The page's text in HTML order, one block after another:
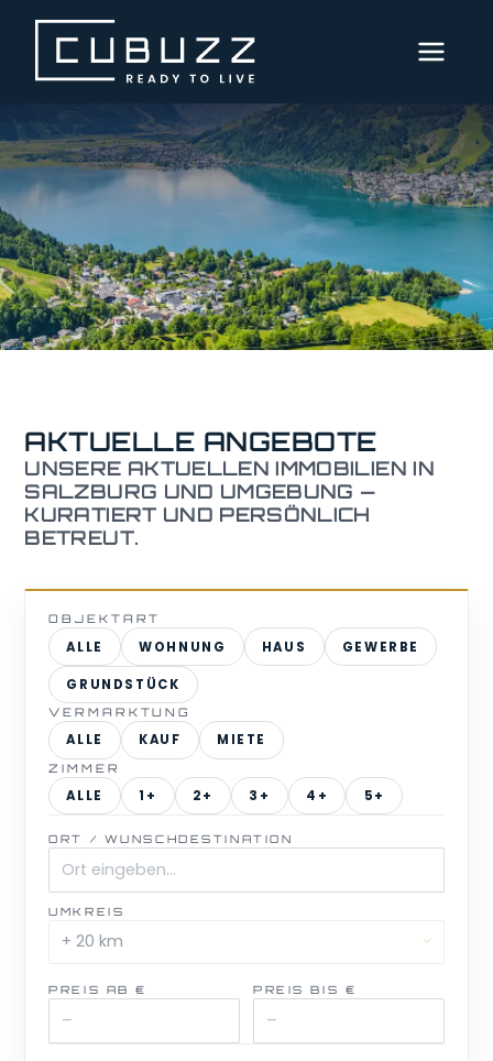
MENÜ
AKTUELLE
IMMOBILIEN
DIENSTLEISTUNGEN
ÜBER
UNS
IMPRESSUM
DATENSCHUTZ
AKTUELLE ANGEBOTE
UNSERE AKTUELLEN IMMOBILIEN IN
SALZBURG UND UMGEBUNG —
KURATIERT UND PERSÖNLICH
BETREUT.
OBJEKTART
ALLE WOHNUNG HAUS GEWERBE
GRUNDSTÜCK
VERMARKTUNG
ALLE KAUF MIETE
ZIMMER
ALLE 1+ 2+ 3+ 4+ 5+
ORT / WUNSCHDESTINATION
UMKREIS
PREIS AB € PREIS BIS €